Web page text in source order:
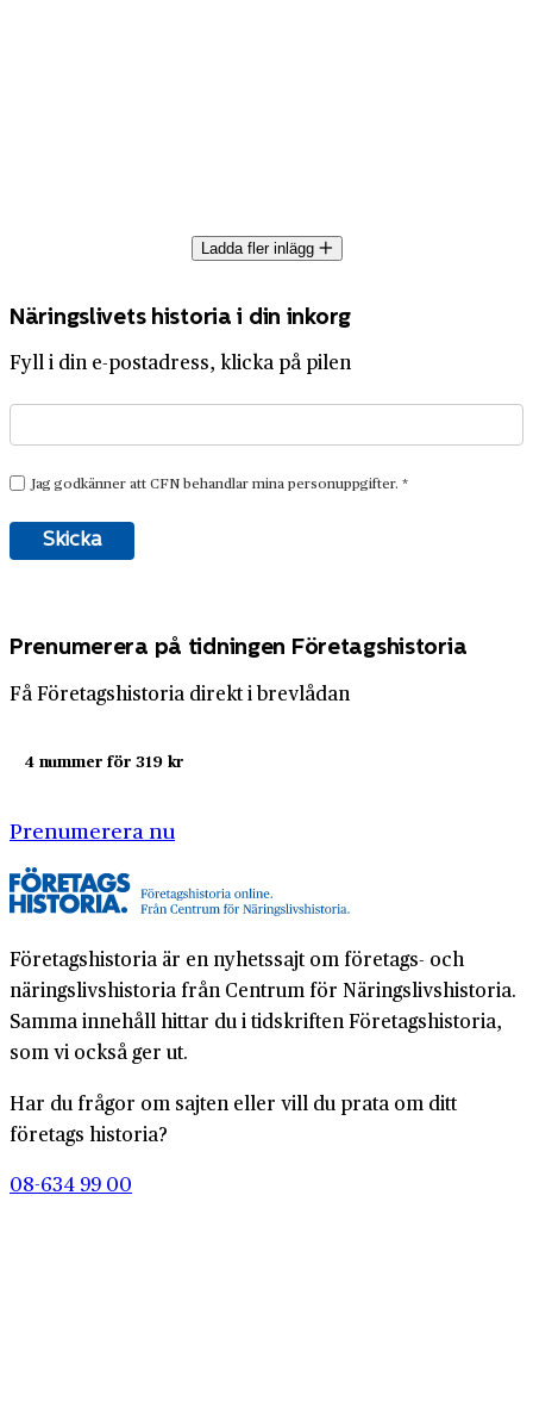
Ladda fler inlägg
Näringslivets historia i din inkorg
Fyll i din e-postadress, klicka på pilen
Prenumerera på tidningen Företagshistoria
Få Företagshistoria direkt i brevlådan
4 nummer för 319 kr
Prenumerera nu
Företagshistoria är en nyhetssajt om företags- och
näringslivshistoria från Centrum för Näringslivshistoria.
Samma innehåll hittar du i tidskriften Företagshistoria,
som vi också ger ut.
Har du frågor om sajten eller vill du prata om ditt
företags historia?
08-634 99 00